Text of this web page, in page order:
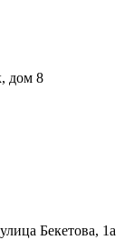
дом 8
Бекетова, 1а